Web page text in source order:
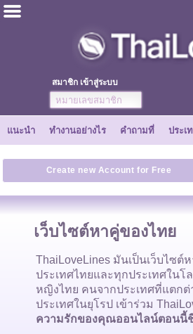
สมาชิก เข้าสู่ระบบ
ไทย
ลงทะเบียนเลย
เพื่อน
ทำงานอย่างไร
แนะนำ
ติดต่อเรา
แนะนำ ทำงานอย่างไร คำถามที่ ประเ
Create new Account for Free
เว็บไซต์หาคู่ของไทย
ThaiLoveLines มันเป็นเว็บไซ
ประเทศไทยและทุกประเทศใน
หญิงไทย คนจากประเทศที่แตกต่
ประเทศในยุโรป เข้าร่วม
ความรักของคุณออนไลน์ตอนนี้